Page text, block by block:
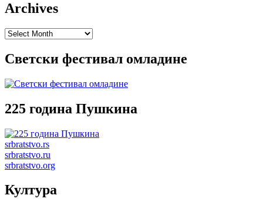
Archives
Archives
Светски фестивал омладине
225 година Пушкина
srbratstvo.rs
srbratstvo.ru
srbratstvo.org
Култура